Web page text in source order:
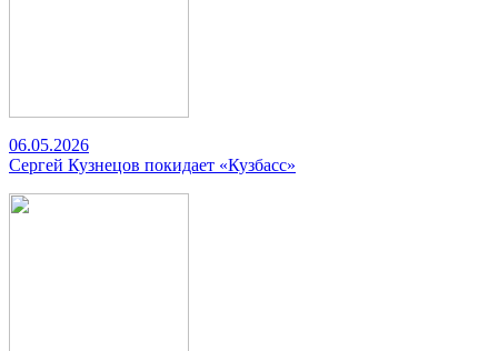
06.05.2026
Сергей Кузнецов покидает «Кузбасс»